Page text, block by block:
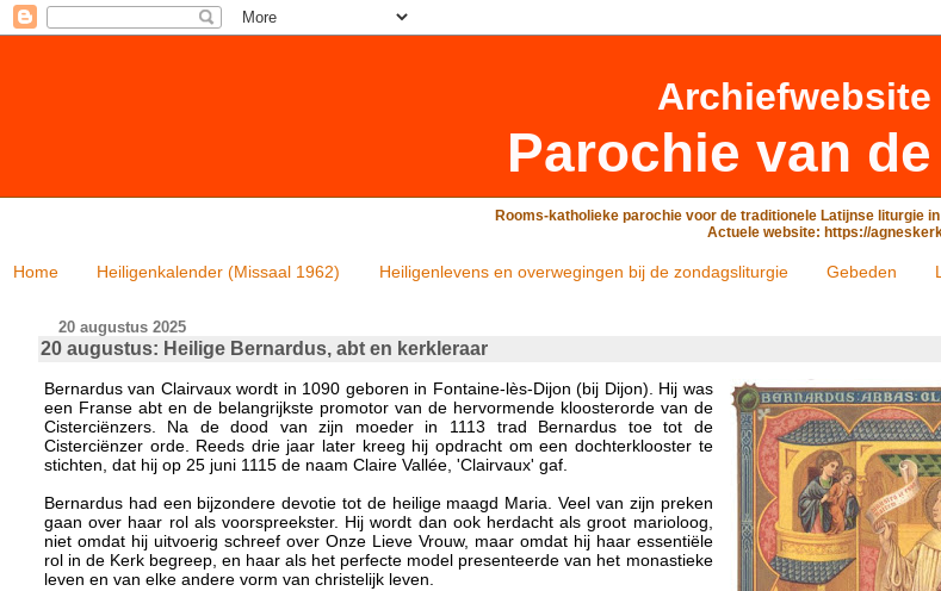
Archiefwebsite
Parochie van
Rooms-katholieke parochie voor de traditionele Latijnse liturgie
Actuele website: https://
Home Heiligenkalender (Missaal 1962) Heiligenlevens en overwegingen bij de zondagsliturgie Gebeden
20 augustus 2025
20 augustus: Heilige Bernardus, abt en kerkleraar
Bernardus van Clairvaux wordt in 1090 geboren in Fontaine-lès-Dijon (bij Dijon). Hij was
een Franse abt en de belangrijkste promotor van de hervormende kloosterorde van de
Cisterciënzers. Na de dood van zijn moeder in 1113 trad Bernardus toe tot de
Cisterciënzer orde. Reeds drie jaar later kreeg hij opdracht om een dochterklooster te
stichten, dat hij op 25 juni 1115 de naam Claire Vallée, 'Clairvaux' gaf.
Bernardus had een bijzondere devotie tot de heilige maagd Maria. Veel van zijn preken
gaan over haar rol als voorspreekster. Hij wordt dan ook herdacht als groot marioloog,
niet omdat hij uitvoerig schreef over Onze Lieve Vrouw, maar omdat hij haar essentiële
rol in de Kerk begreep, en haar als het perfecte model presenteerde van het monastieke
leven en van elke andere vorm van christelijk leven.